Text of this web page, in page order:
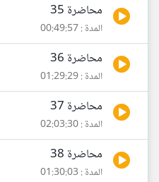
محاضرة 35
المدة : 00:49:57
محاضرة 36
المدة : 01:29:29
محاضرة 37
المدة : 02:03:30
محاضرة 38
المدة : 01:30:03